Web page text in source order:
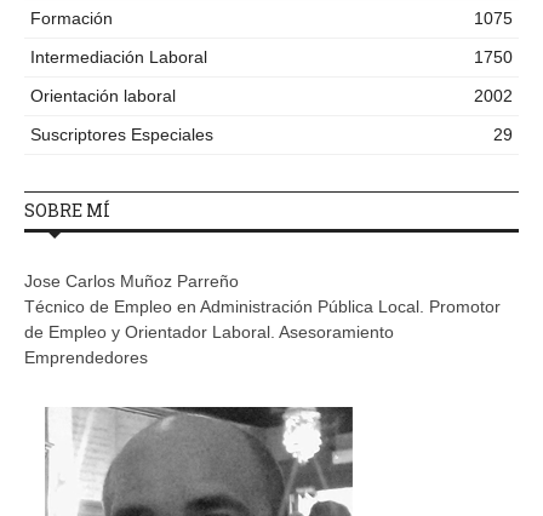
Formación
1075
Intermediación Laboral
1750
Orientación laboral
2002
Suscriptores Especiales
29
SOBRE MÍ
Jose Carlos Muñoz Parreño
Técnico de Empleo en Administración Pública Local. Promotor
de Empleo y Orientador Laboral. Asesoramiento
Emprendedores